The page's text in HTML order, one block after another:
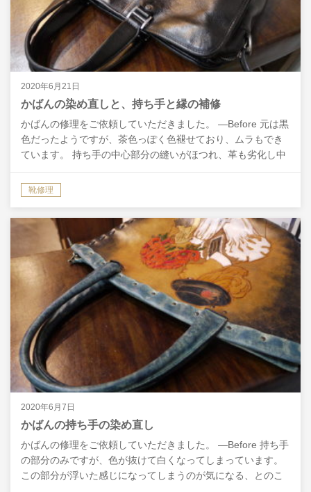
2020年6月21日
かばんの染め直しと、持ち手と縁の補修
かばんの修理をご依頼していただきました。 ―Before 元は黒
色だったようですが、茶色っぽく色褪せており、ムラもでき
ています。 持ち手の中心部分の縫いがほつれ、革も劣化し中
靴修理
2020年6月7日
かばんの持ち手の染め直し
かばんの修理をご依頼していただきました。 ―Before 持ち手
の部分のみですが、色が抜けて白くなってしまっています。
この部分が浮いた感じになってしまうのが気になる、とのこ